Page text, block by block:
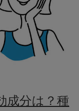
成分は？種